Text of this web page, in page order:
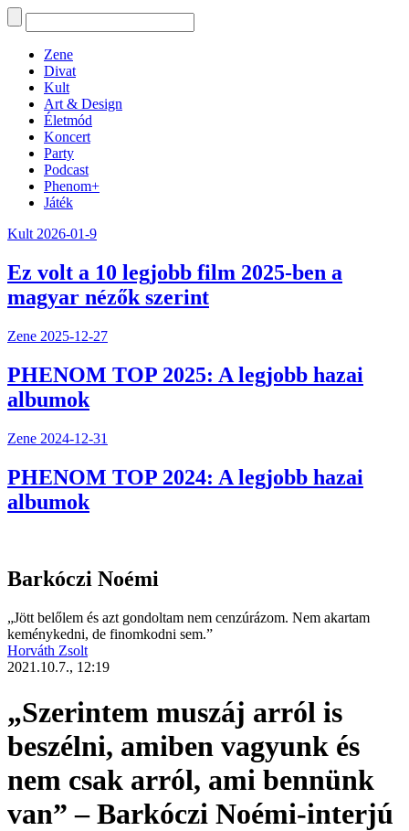
Zene
Divat
Kult
Art & Design
Életmód
Koncert
Party
Podcast
Phenom+
Játék
Kult 2026-01-9
Ez volt a 10 legjobb film 2025-ben a
magyar nézők szerint
Zene 2025-12-27
PHENOM TOP 2025: A legjobb hazai
albumok
Zene 2024-12-31
PHENOM TOP 2024: A legjobb hazai
albumok
Barkóczi Noémi
„Jött belőlem és azt gondoltam nem cenzúrázom. Nem akartam
keménykedni, de finomkodni sem.”
Horváth Zsolt
2021.10.7., 12:19
„Szerintem muszáj arról is
beszélni, amiben vagyunk és
nem csak arról, ami bennünk
van” – Barkóczi Noémi-interjú